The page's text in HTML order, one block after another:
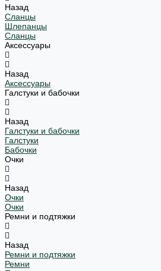
Назад
Сланцы
Шлепанцы
Сланцы
Аксессуары
Назад
Аксессуары
Галстуки и бабочки
Назад
Галстуки и бабочки
Галстуки
Бабочки
Очки
Назад
Очки
Очки
Ремни и подтяжки
Назад
Ремни и подтяжки
Ремни